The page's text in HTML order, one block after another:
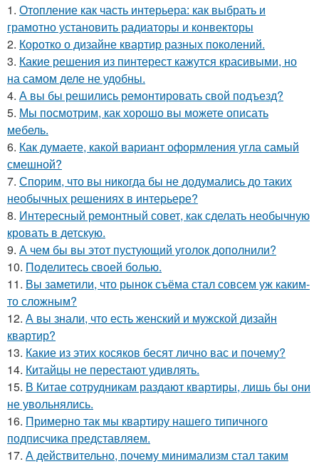
1. Отопление как часть интерьера: как выбрать и
грамотно установить радиаторы и конвекторы
2. Коротко о дизайне квартир разных поколений.
3. Какие решения из пинтерест кажутся красивыми, но
на самом деле не удобны.
4. А вы бы решились ремонтировать свой подъезд?
5. Мы посмотрим, как хорошо вы можете описать
мебель.
6. Как думаете, какой вариант оформления угла самый
смешной?
7. Спорим, что вы никогда бы не додумались до таких
необычных решениях в интерьере?
8. Интересный ремонтный совет, как сделать необычную
кровать в детскую.
9. А чем бы вы этот пустующий уголок дополнили?
10. Поделитесь своей болью.
11. Вы заметили, что рынок съёма стал совсем уж каким-
то сложным?
12. А вы знали, что есть женский и мужской дизайн
квартир?
13. Какие из этих косяков бесят лично вас и почему?
14. Китайцы не перестают удивлять.
15. В Китае сотрудникам раздают квартиры, лишь бы они
не увольнялись.
16. Примерно так мы квартиру нашего типичного
подписчика представляем.
17. А действительно, почему минимализм стал таким